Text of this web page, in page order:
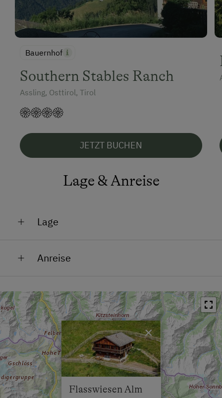
Bauernhof
Southern Stables Ranch
Assling, Osttirol, Tirol
JETZT BUCHEN
Lage & Anreise
Lage
Am Berg
Mit PKW erreichbar im Sommer
Seehöhe über 1.500 m
Anreise
9911 Assling. Dann fahren wir gemeinsam bis zur
Hütte hoch. Die Anfahrt ist nur mit einem
geländetauglichem Fahrzeug möglich. Sollten sie mit
einem anderen Fahrzeug anreisen, können sie gerne
unterhalb der Hütte parken. Das Gepäck können wir
gerne hoch bringen.
Flasswiesen Alm
×